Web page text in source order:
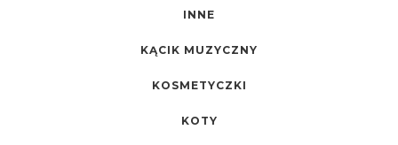
INNE
KĄCIK MUZYCZNY
KOSMETYCZKI
KOTY